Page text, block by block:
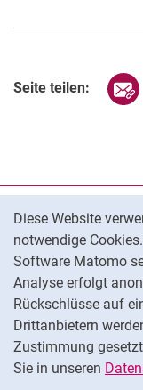
Diese Website
notwendige
Software Matomo
Analyse erfolgt
Rückschlüsse auf
Drittanbietern
Zustimmung
Sie in unseren
Seite teilen:
Datenschutz
Barrierefreiheit
Transparenter KI-
Impressum
Cookie-Einstellungen